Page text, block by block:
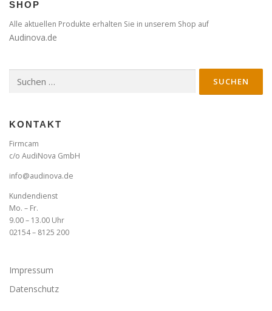
SHOP
Alle aktuellen Produkte erhalten Sie in unserem Shop auf
Audinova.de
nach:
KONTAKT
Firmcam
c/o AudiNova GmbH
info@audinova.de
Kundendienst
Mo. – Fr.
9.00 – 13.00 Uhr
02154 – 8125 200
Impressum
Datenschutz